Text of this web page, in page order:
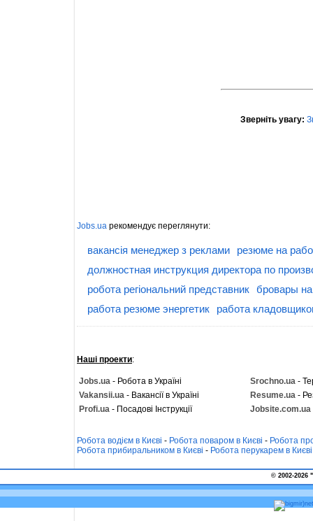
Зверніть увагу:
Jobs.ua рекомендує переглянути:
вакансія менеджер з реклами
резюме на
должностная инструкция директора по
робота регіональний представник бровары
работа резюме энергетик
работа
Наші проекти:
Jobs.ua - Робота в Україні Srochno.ua -
Vakansii.ua - Вакансії в Україні Resume.ua -
Profi.ua - Посадові Інструкції Jobsite.com.ua
Робота водієм в Києві - Робота поваром в Києві - Робота
Робота прибиральником в Києві - Робота перукарем в Києві
© 2002-2026